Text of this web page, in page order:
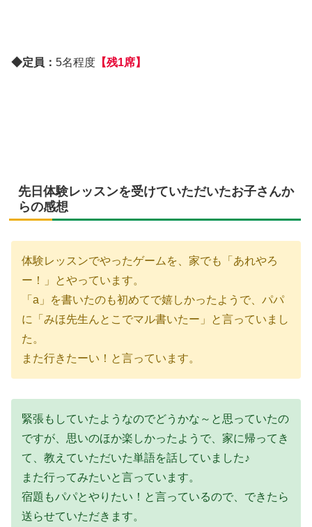
◆定員： 5名程度 【残1席】
先日体験レッスンを受けていただいたお子さんか
らの感想
体験レッスンでやったゲームを、家でも「あれやろ
ー！」とやっています。
「a」を書いたのも初めてで嬉しかったようで、パパ
に「みほ先生んとこでマル書いたー」と言っていまし
た。
また行きたーい！と言っています。
緊張もしていたようなのでどうかな～と思っていたの
ですが、思いのほか楽しかったようで、家に帰ってき
て、教えていただいた単語を話していました♪
また行ってみたいと言っています。
宿題もパパとやりたい！と言っているので、できたら
送らせていただきます。